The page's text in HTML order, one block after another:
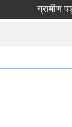
ग्रामीण पशु